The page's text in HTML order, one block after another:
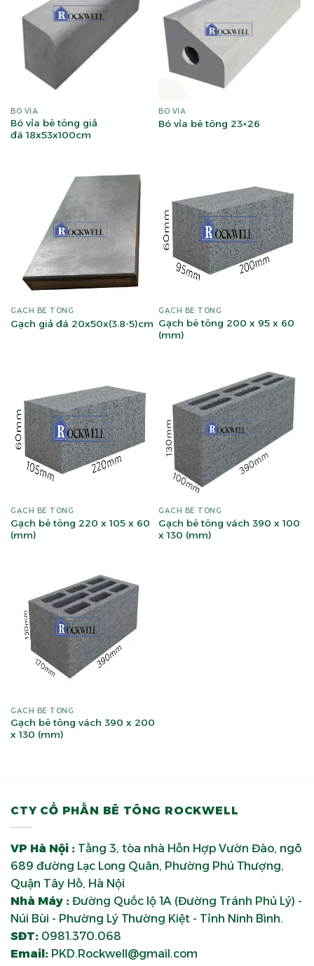
BÓ VỈA
Bó vỉa bê tông giả
đá 18x53x100cm
BÓ VỈA
Bó vỉa bê tông 23×26
GẠCH BÊ TÔNG
Gạch giả đá 20x50x(3.8-5)cm
GẠCH BÊ TÔNG
Gạch bê tông 200 x 95 x 60
(mm)
GẠCH BÊ TÔNG
Gạch bê tông 220 x 105 x 60
(mm)
GẠCH BÊ TÔNG
Gạch bê tông vách 390 x 100
x 130 (mm)
GẠCH BÊ TÔNG
Gạch bê tông vách 390 x 200
x 130 (mm)
CTY CỔ PHẦN BÊ TÔNG ROCKWELL
VP Hà Nội : Tầng 3, tòa nhà Hỗn Hợp Vườn Đào, ngõ
689 đường Lạc Long Quân, Phường Phú Thượng,
Quận Tây Hồ, Hà Nội
Nhà Máy : Đường Quốc lộ 1A (Đường Tránh Phủ Lý) -
Núi Bùi - Phường Lý Thường Kiệt - Tỉnh Ninh Bình.
SĐT: 0981.370.068
Email: PKD.Rockwell@gmail.com